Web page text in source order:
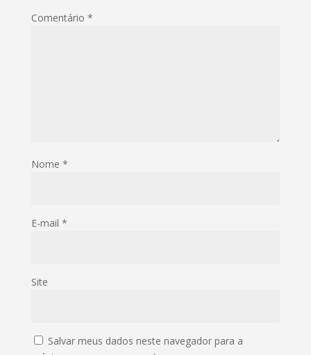
Comentário *
Nome *
E-mail *
Site
Salvar meus dados neste navegador para a